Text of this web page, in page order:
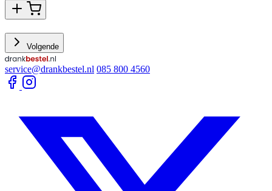
Volgende
service@drankbestel.nl 085 800 4560